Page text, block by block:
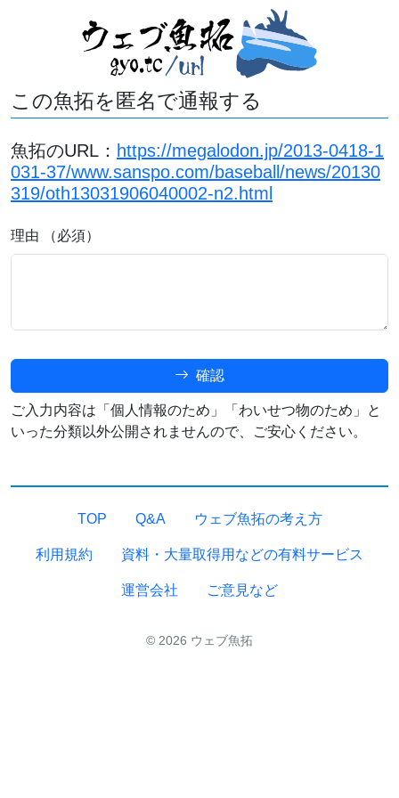
この魚拓を匿名で通報する
魚拓のURL： https://megalodon.jp/2013-0418-1
031-37/www.sanspo.com/baseball/news/20130
319/oth13031906040002-n2.html
理由 （必須）
確認
ご入力内容は「個人情報のため」「わいせつ物のため」と
いった分類以外公開されませんので、ご安心ください。
TOP Q&A ウェブ魚拓の考え方
利用規約 資料・大量取得用などの有料サービス
運営会社 ご意見など
© 2026 ウェブ魚拓